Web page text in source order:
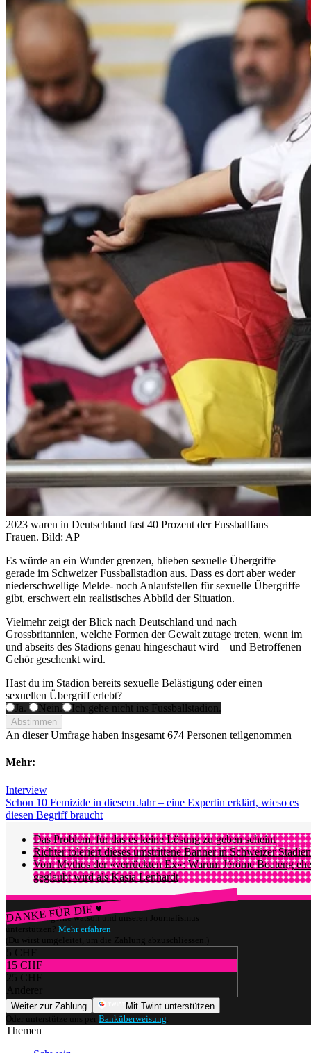
2023 waren in Deutschland fast 40 Prozent der Fussballfans
Frauen. Bild: AP
Es würde an ein Wunder grenzen, blieben sexuelle Übergriffe
gerade im Schweizer Fussballstadion aus. Dass es dort aber weder
niederschwellige Melde- noch Anlaufstellen für sexuelle Übergriffe
gibt, erschwert ein realistisches Abbild der Situation.
Vielmehr zeigt der Blick nach Deutschland und nach
Grossbritannien, welche Formen der Gewalt zutage treten, wenn im
und abseits des Stadions genau hingeschaut wird – und Betroffenen
Gehör geschenkt wird.
Hast du im Stadion bereits sexuelle Belästigung oder einen
sexuellen Übergriff erlebt?
Ja.
Nein. Ich gehe nicht ins Fussballstadion.
Abstimmen
An dieser Umfrage haben insgesamt 674 Personen teilgenommen
Mehr:
Interview
Schon 10 Femizide in diesem Jahr – eine Expertin erklärt, wieso es
diesen Begriff braucht
Das Problem, für das es keine Lösung zu geben scheint
Richter toleriert dieses umstrittene Banner in Schweizer Stadien
Vom Mythos der «verrückten Ex»: Warum Jérôme Boateng
geglaubt wird als Kasia Lenhardt
DANKE FÜR DIE ♥
Würdest du gerne watson und unseren Journalismus
unterstützen? Mehr erfahren
(Du wirst umgeleitet, um die Zahlung abzuschliessen.)
5 CHF
15 CHF
25 CHF
Anderer
Weiter zur Zahlung
Mit Twint unterstützen
Oder unterstütze uns per Banküberweisung
Themen